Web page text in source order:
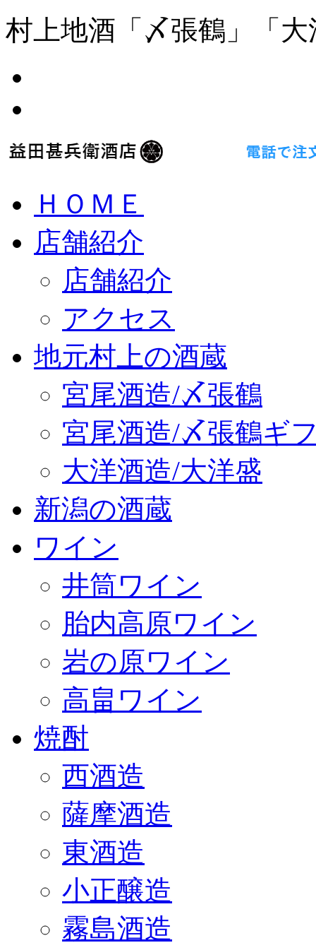
村上地酒「〆張鶴」「
ＨＯＭＥ
店舗紹介
店舗紹介
アクセス
地元村上の酒蔵
宮尾酒造/〆張鶴
宮尾酒造/〆張鶴ギ
大洋酒造/大洋盛
新潟の酒蔵
ワイン
井筒ワイン
胎内高原ワイン
岩の原ワイン
高畠ワイン
焼酎
西酒造
薩摩酒造
東酒造
小正醸造
霧島酒造